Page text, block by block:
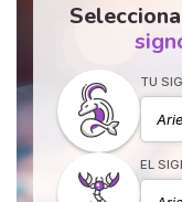
TU
EL